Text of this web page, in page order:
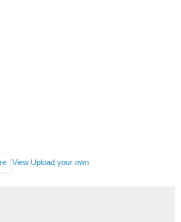
View Upload your own